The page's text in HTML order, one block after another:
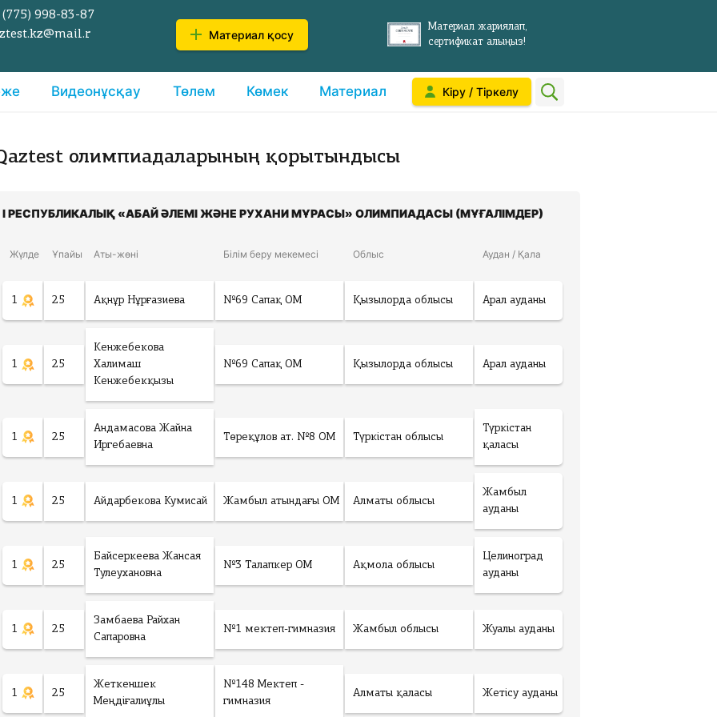
(775) 998-83-87
Материал қосу
Материал жариялап,
сертификат алыңыз!
Видеонұсқау Төлем Көмек Материал Кіру / Тіркелу
олимпиадаларының қорытындысы
І РЕСПУБЛИКАЛЫҚ «АБАЙ ӘЛЕМІ ЖӘНЕ РУХАНИ МҰРАСЫ» ОЛИМПИАДАСЫ (МҰҒАЛІМДЕР)
Жүлде Ұпайы Аты-жөні Білім беру мекемесі Облыс Аудан / Қала
1 25 Ақнұр Нұрғазиева №69 Сапақ ОМ Қызылорда облысы Арал ауданы
1 25
Кенжебекова
Халимаш
Кенжебекқызы
№69 Сапақ ОМ Қызылорда облысы Арал ауданы
1 25
Андамасова Жайна
Иргебаевна
Төреқұлов ат. №8 ОМ Түркістан облысы
Түркістан
қаласы
1 25 Айдарбекова Кумисай Жамбыл атындағы ОМ Алматы облысы
Жамбыл
ауданы
1 25
Байсеркеева Жансая
Тулеухановна
№3 Талапкер ОМ Ақмола облысы
Целиноград
ауданы
1 25
Замбаева Райхан
Сапаровна
№1 мектеп-гимназия Жамбыл облысы Жуалы ауданы
1 25
Жеткеншек
Меңдіғалиұлы
№148 Мектеп -
гимназия
Алматы қаласы Жетісу ауданы